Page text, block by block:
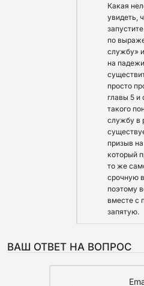
Какая
увидеть,
по
службу»
на
просто
главы 5
такого
службу в
призыв
который
то же
срочную
поэтому
вместе с
запятую.
ВАШ ОТВЕТ НА ВОПРОС